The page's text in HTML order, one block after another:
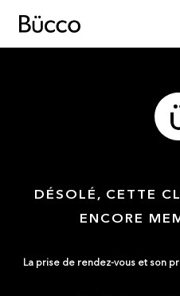
DÉSOLÉ, CETTE
ENCORE
La prise de rendez-vous et son